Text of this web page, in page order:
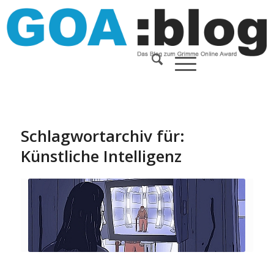
Schlagwortarchiv für:
Künstliche Intelligenz